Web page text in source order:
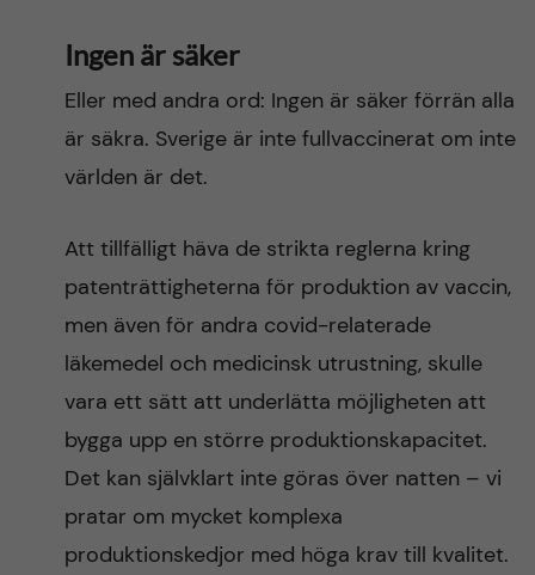
Ingen är säker
Eller med andra ord: Ingen är säker förrän alla
är säkra. Sverige är inte fullvaccinerat om inte
världen är det.
Att tillfälligt häva de strikta reglerna kring
patenträttigheterna för produktion av vaccin,
men även för andra covid-relaterade
läkemedel och medicinsk utrustning, skulle
vara ett sätt att underlätta möjligheten att
bygga upp en större produktionskapacitet.
Det kan självklart inte göras över natten – vi
pratar om mycket komplexa
produktionskedjor med höga krav till kvalitet.